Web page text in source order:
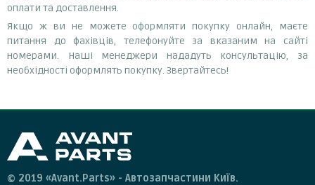
оплати та доставлення.
Якщо ж ви не можете оформляти покупку онлайн, маєте
питання до фахівців, телефонуйте за вказаним на сайті
номерами. Наші менеджери нададуть консультацію, за
необхідності оформлять покупку. Звертайтесь!
© 2019 «Avant.Parts» - Автозапчастини Київ.